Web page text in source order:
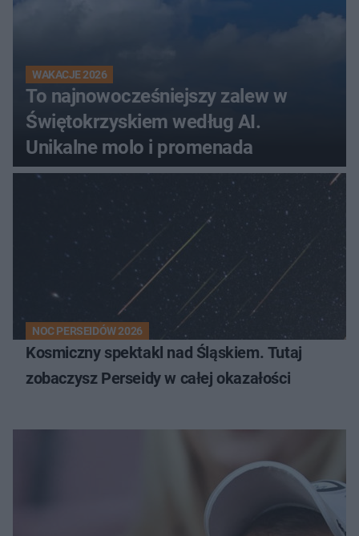
WAKACJE 2026
To najnowocześniejszy zalew w
Świętokrzyskiem według AI.
Unikalne molo i promenada
NOC PERSEIDÓW 2026
Kosmiczny spektakl nad Śląskiem. Tutaj
zobaczysz Perseidy w całej okazałości